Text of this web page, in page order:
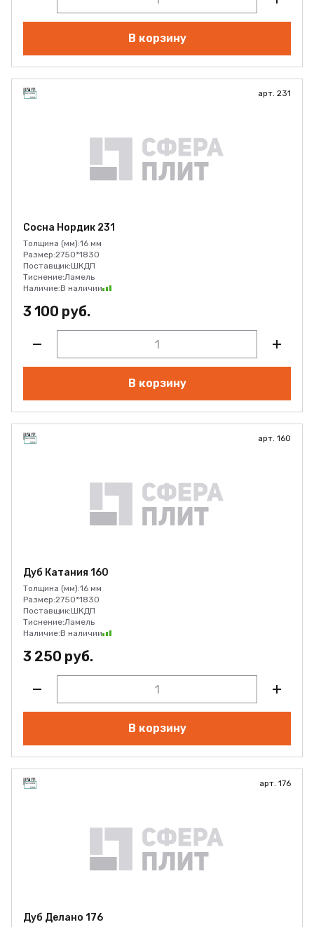
В корзину
арт. 231
Сосна Нордик 231
Толщина (мм):16 мм
Размер:2750*1830
Поставщик:ШКДП
Тиснение:Ламель
Наличие:В наличии
3 100 руб.
В корзину
арт. 160
Дуб Катания 160
Толщина (мм):16 мм
Размер:2750*1830
Поставщик:ШКДП
Тиснение:Ламель
Наличие:В наличии
3 250 руб.
В корзину
арт. 176
Дуб Делано 176